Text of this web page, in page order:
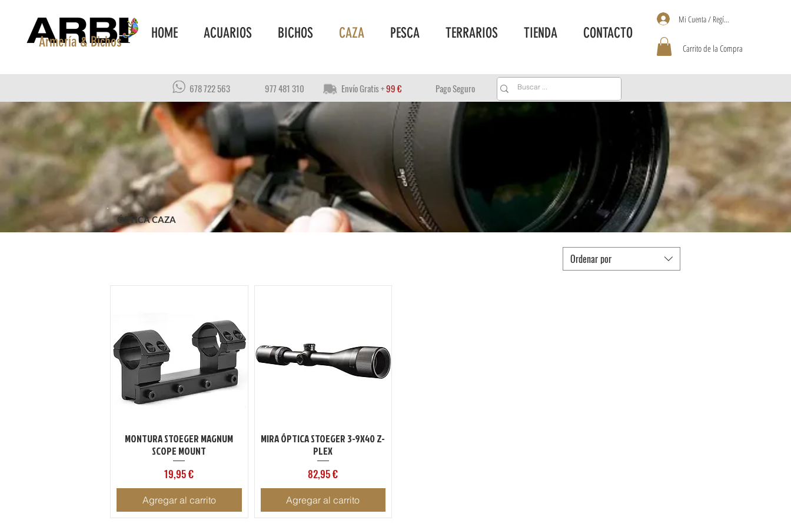
Armería & Bichos
HOME ACUARIOS BICHOS CAZA PESCA TERRARIOS TIENDA CONTACTO
Mi Cuenta / Regístrate
Carrito de la Compra
678 722 563 977 481 310 Envío Gratis +99 € Pago Seguro
ÓPTICA CAZA
Ordenar por
Vista rápida
MONTURA STOEGER MAGNUM
SCOPE MOUNT
Precio
19,95 €
Agregar al carrito
Vista rápida
MIRA ÓPTICA STOEGER 3-9X40 Z-
PLEX
Precio
82,95 €
Agregar al carrito